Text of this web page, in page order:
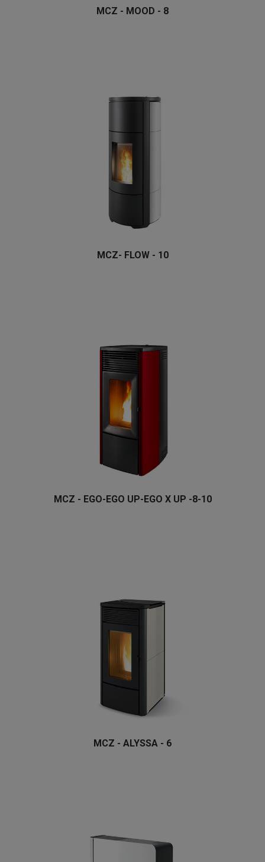
MCZ - MOOD - 8
MCZ- FLOW - 10
MCZ - EGO-EGO UP-EGO X UP -8-10
MCZ - ALYSSA - 6